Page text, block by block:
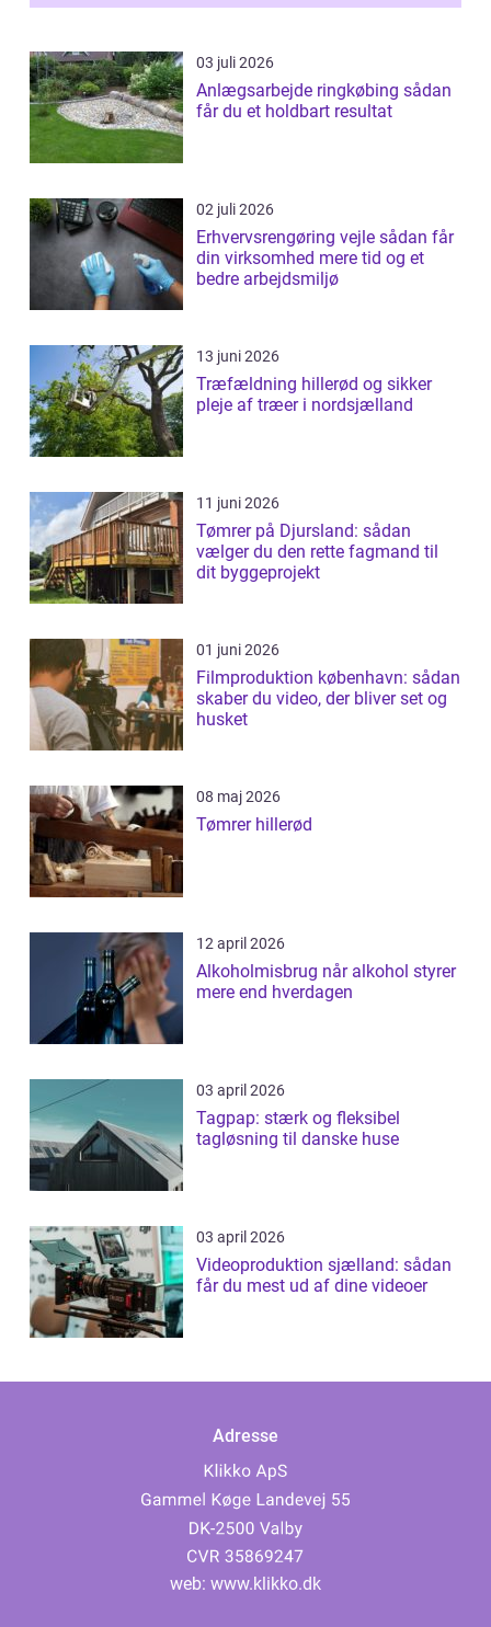
03 juli 2026
Anlægsarbejde ringkøbing sådan
får du et holdbart resultat
02 juli 2026
Erhvervsrengøring vejle sådan får
din virksomhed mere tid og et
bedre arbejdsmiljø
13 juni 2026
Træfældning hillerød og sikker
pleje af træer i nordsjælland
11 juni 2026
Tømrer på Djursland: sådan
vælger du den rette fagmand til
dit byggeprojekt
01 juni 2026
Filmproduktion københavn: sådan
skaber du video, der bliver set og
husket
08 maj 2026
Tømrer hillerød
12 april 2026
Alkoholmisbrug når alkohol styrer
mere end hverdagen
03 april 2026
Tagpap: stærk og fleksibel
tagløsning til danske huse
03 april 2026
Videoproduktion sjælland: sådan
får du mest ud af dine videoer
Adresse
web: www.klikko.dk